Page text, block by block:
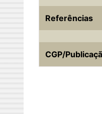
Referências
CGP/